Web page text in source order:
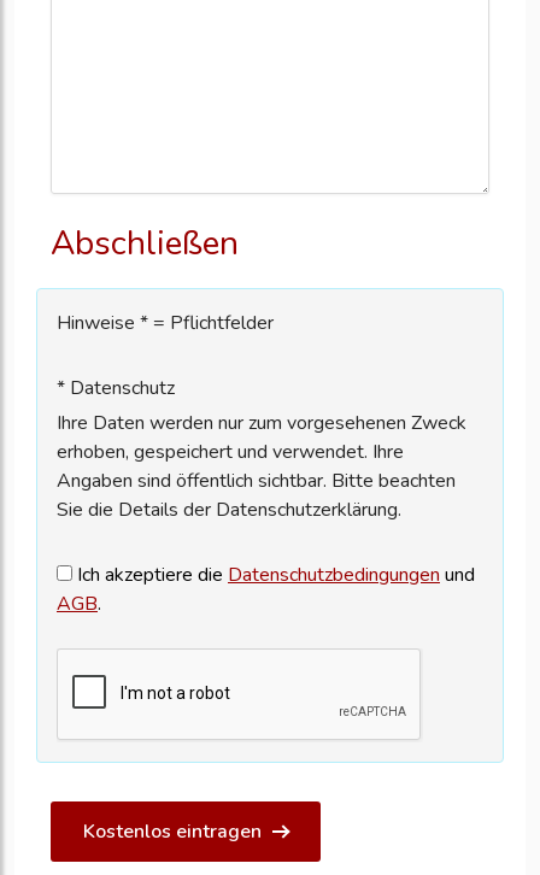
Abschließen
Hinweise * = Pflichtfelder
* Datenschutz
Ihre Daten werden nur zum vorgesehenen Zweck
erhoben, gespeichert und verwendet. Ihre
Angaben sind öffentlich sichtbar. Bitte beachten
Sie die Details der Datenschutzerklärung.
Ich akzeptiere die Datenschutzbedingungen und
AGB.
Kostenlos eintragen